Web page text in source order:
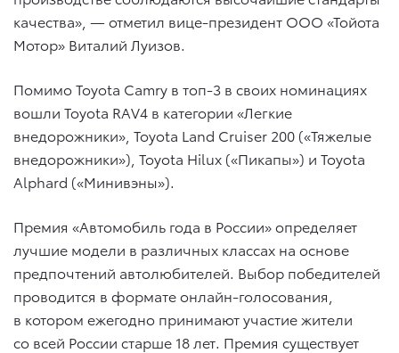
качества», — отметил вице-президент ООО «Тойота
Мотор» Виталий Луизов.
Помимо Toyota Camry в топ-3 в своих номинациях
вошли Toyota RAV4 в категории «Легкие
внедорожники», Toyota Land Cruiser 200 («Тяжелые
внедорожники»), Toyota Hilux («Пикапы») и Toyota
Alphard («Минивэны»).
Премия «Автомобиль года в России» определяет
лучшие модели в различных классах на основе
предпочтений автолюбителей. Выбор победителей
проводится в формате онлайн-голосования,
в котором ежегодно принимают участие жители
со всей России старше 18 лет. Премия существует